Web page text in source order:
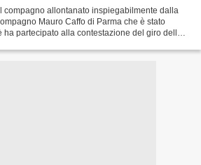
compagno allontanato inspiegabilmente dalla
Mauro Caffo di Parma che è stato
ha partecipato alla contestazione del giro della